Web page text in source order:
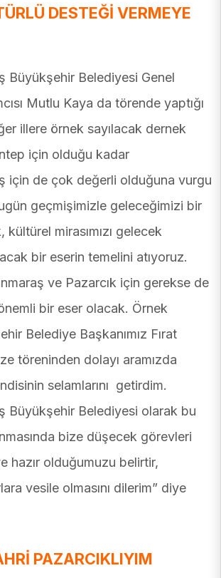
DESTEĞİ VERMEYE
Büyükşehir Belediyesi Genel
Mutlu Kaya da törende yaptığı
illere örnek sayılacak dernek
için olduğu kadar
için de çok değerli olduğuna vurgu
geçmişimizle geleceğimizi bir
mirasımızı gelecek
bir eserin temelini atıyoruz.
ve Pazarcık için gerekse de
bir eser olacak. Örnek
Belediye Başkanımız Fırat
töreninden dolayı aramızda
selamlarını getirdim.
Büyükşehir Belediyesi olarak bu
bize düşecek görevleri
hazır olduğumuzu belirtir,
vesile olmasını dilerim” diye
PAZARCIKLIYIM